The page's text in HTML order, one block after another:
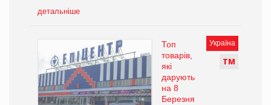
детальніше
Україна
ТМ
Топ
товарів,
які
дарують
на 8
Березня